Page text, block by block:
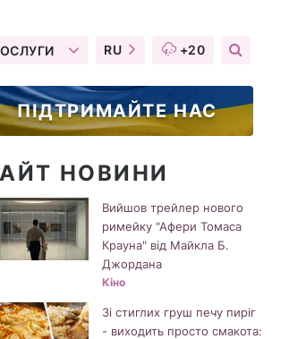
RU +20
ПІДТРИМАЙТЕ НАС
НОВИНИ
Вийшов трейлер нового
римейку "Афери Томаса
Крауна" від Майкла Б.
Джордана
Кіно
Зі стиглих груш печу пиріг
- виходить просто смакота: